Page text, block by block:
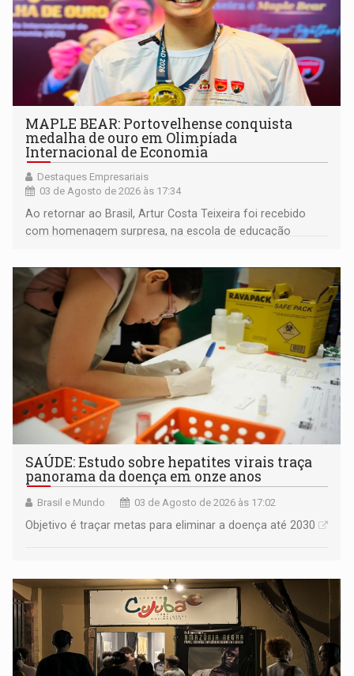
MAPLE BEAR: Portovelhense conquista
medalha de ouro em Olimpíada
Internacional de Economia
Destaques Empresariais
03 de Agosto de 2026 às 17:34
Ao retornar ao Brasil, Artur Costa Teixeira foi recebido
com homenagem surpresa, na escola de educação
SAÚDE: Estudo sobre hepatites virais traça
panorama da doença em onze anos
Brasil e Mundo 03 de Agosto de 2026 às 17:02
Objetivo é traçar metas para eliminar a doença até 2030